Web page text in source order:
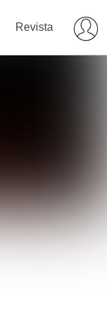
Revista